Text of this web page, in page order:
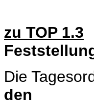
zu TOP 1.3
Die
den